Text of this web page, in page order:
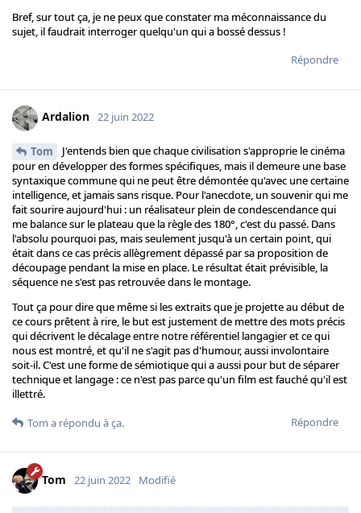
Bref, sur tout ça, je ne peux que constater ma méconnaissance du
sujet, il faudrait interroger quelqu'un qui a bossé dessus !
Répondre
Ardalion 22 juin 2022
Tom
J'entends bien que chaque civilisation s'approprie le cinéma
pour en développer des formes spécifiques, mais il demeure une base
syntaxique commune qui ne peut être démontée qu'avec une certaine
intelligence, et jamais sans risque. Pour l'anecdote, un souvenir qui me
fait sourire aujourd'hui : un réalisateur plein de condescendance qui
me balance sur le plateau que la règle des 180°, c'est du passé. Dans
l'absolu pourquoi pas, mais seulement jusqu'à un certain point, qui
était dans ce cas précis allègrement dépassé par sa proposition de
découpage pendant la mise en place. Le résultat était prévisible, la
séquence ne s'est pas retrouvée dans le montage.
Tout ça pour dire que même si les extraits que je projette au début de
ce cours prêtent à rire, le but est justement de mettre des mots précis
qui décrivent le décalage entre notre référentiel langagier et ce qui
nous est montré, et qu'il ne s'agit pas d'humour, aussi involontaire
soit-il. C'est une forme de sémiotique qui a aussi pour but de séparer
technique et langage : ce n'est pas parce qu'un film est fauché qu'il est
illettré.
Répondre
Tom a répondu à ça.
Tom 22 juin 2022 Modifié